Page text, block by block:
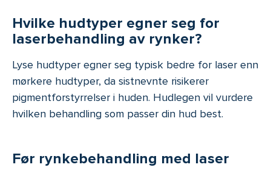
Hvilke hudtyper egner seg for
laserbehandling av rynker?
Lyse hudtyper egner seg typisk bedre for laser enn
mørkere hudtyper, da sistnevnte risikerer
pigmentforstyrrelser i huden. Hudlegen vil vurdere
hvilken behandling som passer din hud best.
Før rynkebehandling med laser